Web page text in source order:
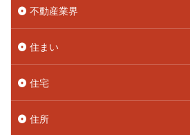
不動産業界
住まい
住宅
住所